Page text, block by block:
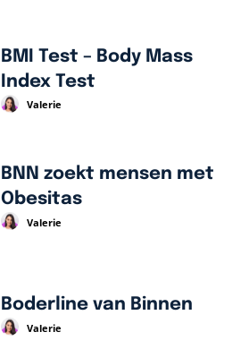
BMI Test – Body Mass
Index Test
Valerie
BNN zoekt mensen met
Obesitas
Valerie
Boderline van Binnen
Valerie